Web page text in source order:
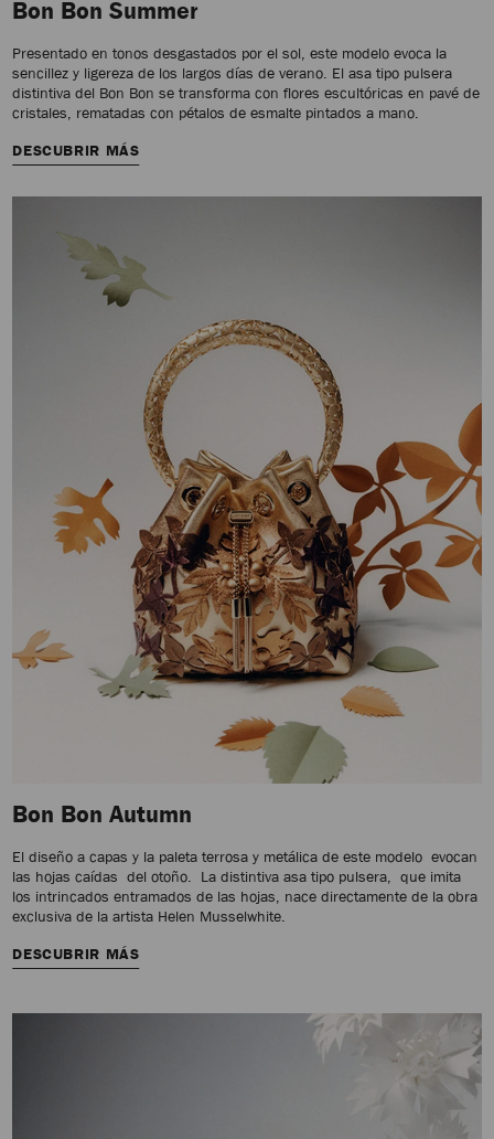
Bon Bon Summer
Presentado en tonos desgastados por el sol, este modelo evoca la
sencillez y ligereza de los largos días de verano. El asa tipo pulsera
distintiva del Bon Bon se transforma con flores escultóricas en pavé de
cristales, rematadas con pétalos de esmalte pintados a mano.
DESCUBRIR MÁS
Bon Bon Autumn
El diseño a capas y la paleta terrosa y metálica de este modelo evocan
las hojas caídas del otoño. La distintiva asa tipo pulsera, que imita
los intrincados entramados de las hojas, nace directamente de la obra
exclusiva de la artista Helen Musselwhite.
DESCUBRIR MÁS